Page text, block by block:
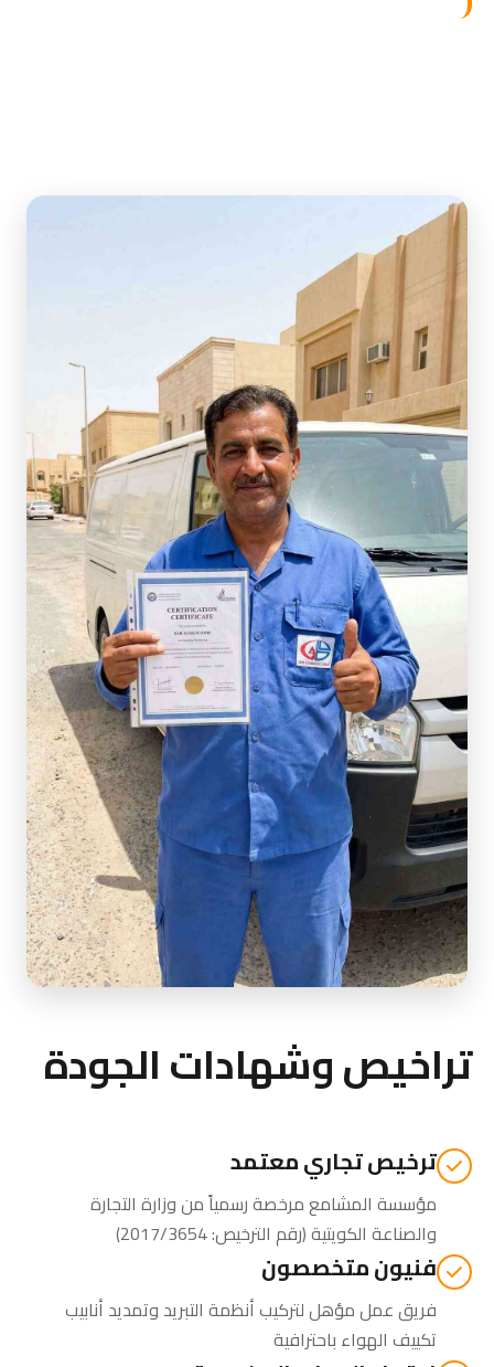
تراخيص وشهادات الجودة
ترخيص تجاري معتمد
مؤسسة المشامع مرخصة رسمياً منوزارة التجارة
والصناعة الكويتية(رقم الترخيص: 2017/3654)
فنيون متخصصون
فريق عمل مؤهل لتركيب أنظمة التبريد وتمديد أنابيب
تكييف الهواء باحترافية